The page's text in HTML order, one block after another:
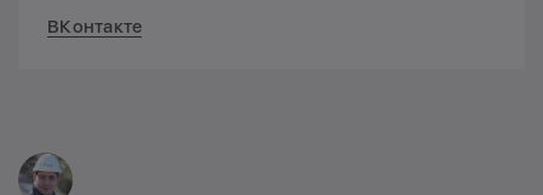
ВКонтакте